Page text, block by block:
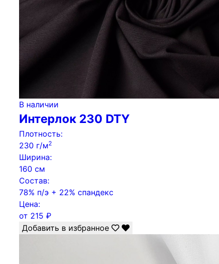
В наличии
Интерлок 230 DTY
Плотность:
230 г/м2
Ширина:
160 см
Состав:
78% п/э + 22% спандекс
Цена:
от 215 ₽
Добавить в избранное